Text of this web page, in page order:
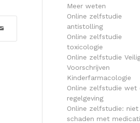
Meer weten
Online zelfstudie
antistolling
Online zelfstudie
toxicologie
Online zelfstudie
Voorschrijven
Kinderfarmacologie
Online zelfstudie wet
regelgeving
Online zelfstudie: niet
schaden met